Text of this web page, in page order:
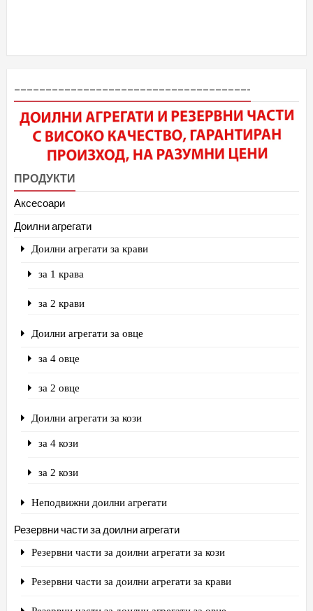
–––––––––––––––––––––––––––––––––––––-
ПРОДУКТИ
Аксесоари
Доилни агрегати
Доилни агрегати за крави
за 1 крава
за 2 крави
Доилни агрегати за овце
за 4 овце
за 2 овце
Доилни агрегати за кози
за 4 кози
за 2 кози
Неподвижни доилни агрегати
Резервни части за доилни агрегати
Резервни части за доилни агрегати за кози
Резервни части за доилни агрегати за крави